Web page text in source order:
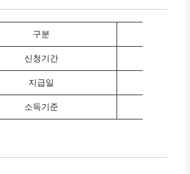
구분
신청기간
지급일
소득기준